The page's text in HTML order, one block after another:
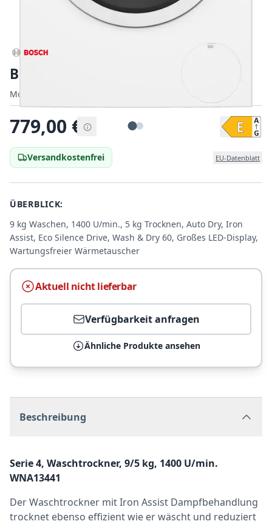
Bosch WNA13441
Modell:
Modell:
779,00 €
Versandkostenfrei EU-Datenblatt
ÜBERBLICK:
9 kg Waschen, 1400 U/min., 5 kg Trocknen, Auto Dry, Iron
Assist, Eco Silence Drive, Wash & Dry 60, Großes LED-Display,
Wartungsfreier Wärmetauscher
Aktuell nicht lieferbar
Verfügbarkeit anfragen
Ähnliche Produkte ansehen
Beschreibung
Serie 4, Waschtrockner, 9/5 kg, 1400 U/min.
WNA13441
Der Waschtrockner mit Iron Assist Dampfbehandlung
trocknet ebenso effizient wie er wäscht und reduziert